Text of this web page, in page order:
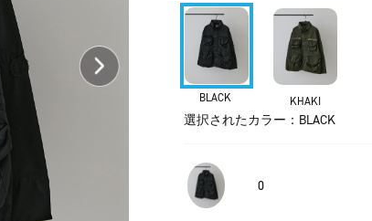
BLACK KHAKI
選択されたカラー：BLACK
0